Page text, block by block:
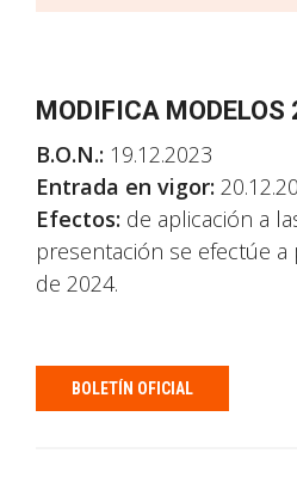
MODIFICA
B.O.N.: 19.12.2023
Entrada en vigor:
Efectos: de aplicación a
presentación se efectúe
de 2024.
BOLETÍN OFICIAL